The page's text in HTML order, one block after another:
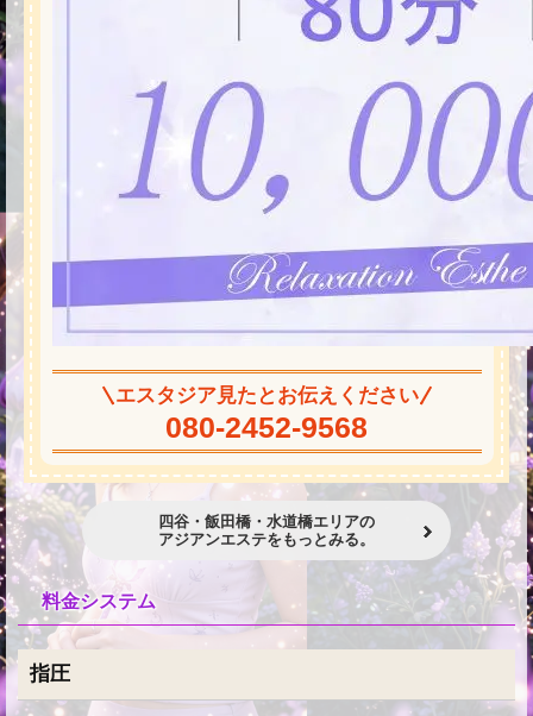
エスタジア見たとお伝えください
080-2452-9568
四谷・飯田橋・水道橋エリアの
アジアンエステをもっとみる。
料金システム
指圧